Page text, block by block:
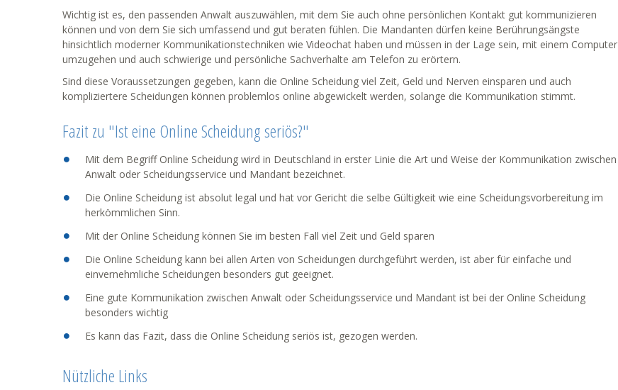
Wichtig ist es, den passenden Anwalt auszuwählen, mit dem Sie auch ohne persönlichen Kontakt gut kommunizieren
können und von dem Sie sich umfassend und gut beraten fühlen. Die Mandanten dürfen keine Berührungsängste
hinsichtlich moderner Kommunikationstechniken wie Videochat haben und müssen in der Lage sein, mit einem Computer
umzugehen und auch schwierige und persönliche Sachverhalte am Telefon zu erörtern.
Sind diese Voraussetzungen gegeben, kann die Online Scheidung viel Zeit, Geld und Nerven einsparen und auch
kompliziertere Scheidungen können problemlos online abgewickelt werden, solange die Kommunikation stimmt.
Fazit zu "Ist eine Online Scheidung seriös?"
Mit dem Begriff Online Scheidung wird in Deutschland in erster Linie die Art und Weise der Kommunikation zwischen
Anwalt oder Scheidungsservice und Mandant bezeichnet.
Die Online Scheidung ist absolut legal und hat vor Gericht die selbe Gültigkeit wie eine Scheidungsvorbereitung im
herkömmlichen Sinn.
Mit der Online Scheidung können Sie im besten Fall viel Zeit und Geld sparen
Die Online Scheidung kann bei allen Arten von Scheidungen durchgeführt werden, ist aber für einfache und
einvernehmliche Scheidungen besonders gut geeignet.
Eine gute Kommunikation zwischen Anwalt oder Scheidungsservice und Mandant ist bei der Online Scheidung
besonders wichtig
Es kann das Fazit, dass die Online Scheidung seriös ist, gezogen werden.
Nützliche Links